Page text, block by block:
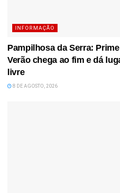
INFORMAÇÃO
Pampilhosa da Serra:
Verão chega ao fim e dá
livre
8 DE AGOSTO, 2026